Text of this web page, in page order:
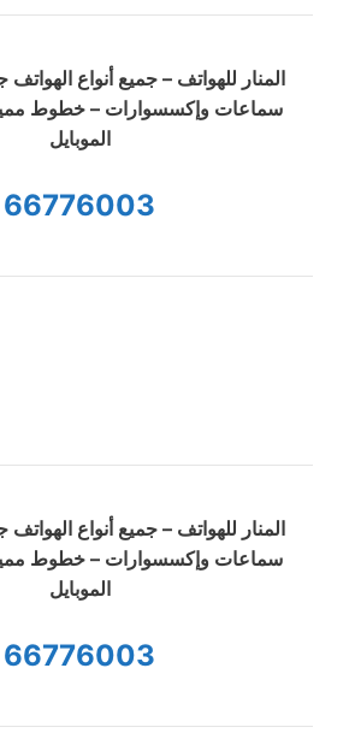
المنار للهواتف – جميع أنواع
سماعات وإكسسوارات – خطوط
الموبايل
66776003
المنار للهواتف – جميع أنواع
سماعات وإكسسوارات – خطوط
الموبايل
66776003